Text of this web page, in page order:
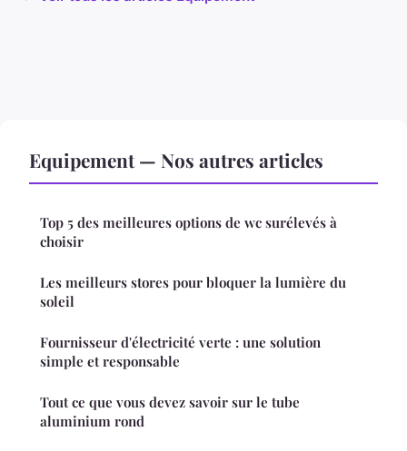
Equipement — Nos autres articles
Top 5 des meilleures options de wc surélevés à
choisir
Les meilleurs stores pour bloquer la lumière du
soleil
Fournisseur d'électricité verte : une solution
simple et responsable
Tout ce que vous devez savoir sur le tube
aluminium rond